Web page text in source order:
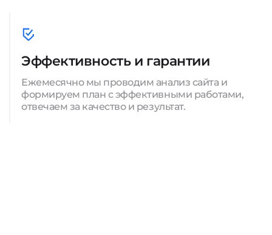
Эффективность и гарантии
Ежемесячно мы проводим анализ сайта и
формируем план с эффективными работами,
отвечаем за качество и результат.